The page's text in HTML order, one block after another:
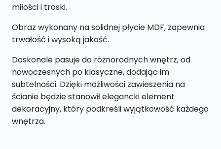
miłości i troski.
Obraz wykonany na solidnej płycie MDF, zapewnia
trwałość i wysoką jakość.
Doskonale pasuje do różnorodnych wnętrz, od
nowoczesnych po klasyczne, dodając im
subtelności. Dzięki możliwości zawieszenia na
ścianie będzie stanowił elegancki element
dekoracyjny, który podkreśli wyjątkowość każdego
wnętrza.